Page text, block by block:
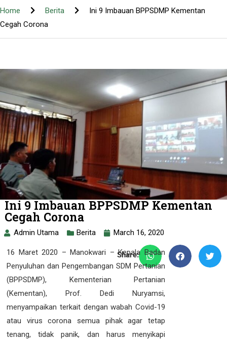
Home Berita
Ini 9 Imbauan BPPSDMP Kementan
Cegah Corona
Ini 9 Imbauan BPPSDMP Kementan
Cegah Corona
Admin Utama Berita March 16, 2020
Share:
16 Maret 2020 – Manokwari – Kepala Badan
Penyuluhan dan Pengembangan SDM Pertanian
(BPPSDMP), Kementerian Pertanian
(Kementan), Prof. Dedi Nuryamsi,
menyampaikan terkait dengan wabah Covid-19
atau virus corona semua pihak agar tetap
tenang, tidak panik, dan harus menyikapi